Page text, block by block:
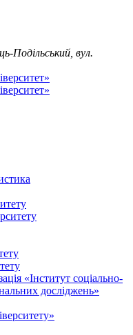
Подільський, вул.
«Інститут соціально-
досліджень»